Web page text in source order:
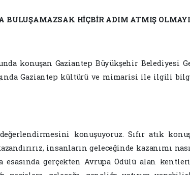
BULUŞAMAZSAK HİÇBİR ADIM ATMIŞ
konuşan Gaziantep Büyükşehir Belediyesi
Gaziantep kültürü ve mimarisi ile ilgili
konuşuyoruz. Sıfır atık
insanların geleceğinde kazanımı
esasında gerçekten Avrupa Ödülü alan